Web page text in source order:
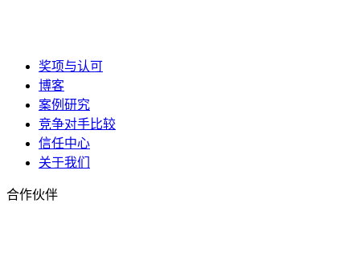
奖项与认可
博客
案例研究
竞争对手比较
信任中心
关于我们
合作伙伴